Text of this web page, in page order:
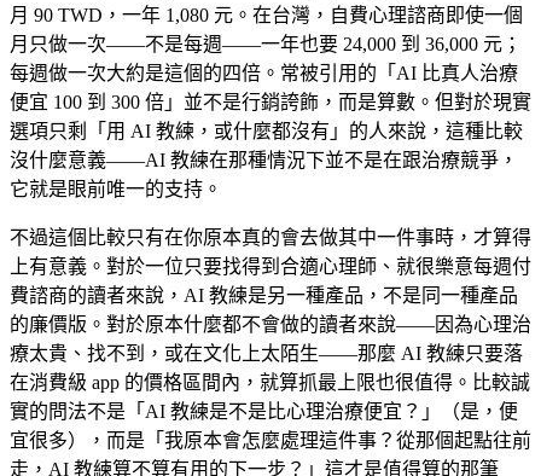
月 90 TWD，一年 1,080 元。在台灣，自費心理諮商即使一個
月只做一次——不是每週——一年也要 24,000 到 36,000 元；
每週做一次大約是這個的四倍。常被引用的「AI 比真人治療
便宜 100 到 300 倍」並不是行銷誇飾，而是算數。但對於現實
選項只剩「用 AI 教練，或什麼都沒有」的人來說，這種比較
沒什麼意義——AI 教練在那種情況下並不是在跟治療競爭，
它就是眼前唯一的支持。
不過這個比較只有在你原本真的會去做其中一件事時，才算得
上有意義。對於一位只要找得到合適心理師、就很樂意每週付
費諮商的讀者來說，AI 教練是另一種產品，不是同一種產品
的廉價版。對於原本什麼都不會做的讀者來說——因為心理治
療太貴、找不到，或在文化上太陌生——那麼 AI 教練只要落
在消費級 app 的價格區間內，就算抓最上限也很值得。比較誠
實的問法不是「AI 教練是不是比心理治療便宜？」（是，便
宜很多），而是「我原本會怎麼處理這件事？從那個起點往前
走，AI 教練算不算有用的下一步？」這才是值得算的那筆